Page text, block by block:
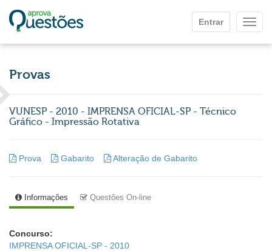
Entrar
Provas
VUNESP - 2010 - IMPRENSA OFICIAL-SP - Técnico
Gráfico - Impressão Rotativa
Prova Gabarito Alteração de Gabarito
Informações Questões On-line
Concurso:
IMPRENSA OFICIAL-SP - 2010